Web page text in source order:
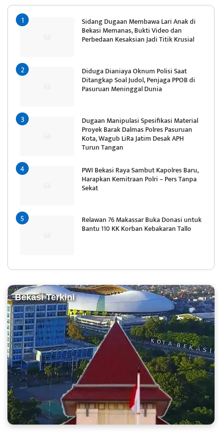
Sidang Dugaan Membawa Lari Anak di
Bekasi Memanas, Bukti Video dan
Perbedaan Kesaksian Jadi Titik Krusial
Diduga Dianiaya Oknum Polisi Saat
Ditangkap Soal Judol, Penjaga PPOB di
Pasuruan Meninggal Dunia
Dugaan Manipulasi Spesifikasi Material
Proyek Barak Dalmas Polres Pasuruan
Kota, Wagub LiRa Jatim Desak APH
Turun Tangan
PWI Bekasi Raya Sambut Kapolres Baru,
Harapkan Kemitraan Polri – Pers Tanpa
Sekat
Relawan 76 Makassar Buka Donasi untuk
Bantu 110 KK Korban Kebakaran Tallo
Bekasi Terkini